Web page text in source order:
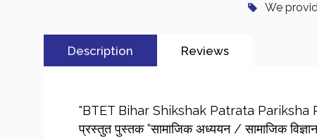
We
Description Reviews
"BTET Bihar Shikshak Patrata
प्रस्तुत पुस्तक “सामाजिक अध्ययन / सामाजिक